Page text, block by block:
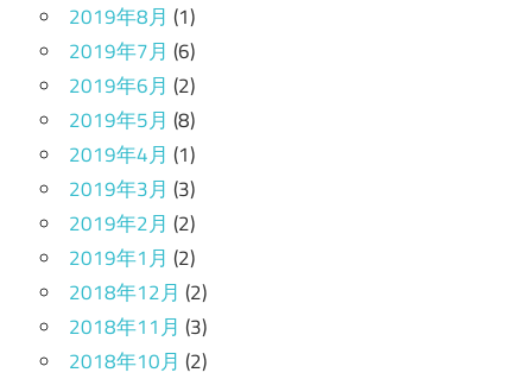
2019年8月 (1)
2019年7月 (6)
2019年6月 (2)
2019年5月 (8)
2019年4月 (1)
2019年3月 (3)
2019年2月 (2)
2019年1月 (2)
2018年12月 (2)
2018年11月 (3)
2018年10月 (2)